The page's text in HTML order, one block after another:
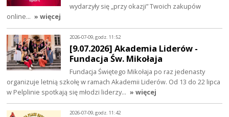
wydarzyły się „przy okazji” Twoich zakupów
online… » więcej
2026-07-09, godz. 11:52
[9.07.2026] Akademia Liderów -
Fundacja Św. Mikołaja
Fundacja Świętego Mikołaja po raz jedenasty
organizuje letnią szkołę w ramach Akademii Liderów. Od 13 do 22 lipca
w Pelplinie spotkają się młodzi liderzy… » więcej
2026-07-09, godz. 11:42